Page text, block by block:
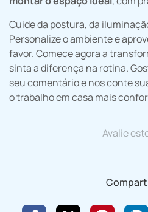
Cuide da postura, da
Personalize o ambiente e
favor. Comece agora a
sinta a diferença na rotina.
seu comentário e nos conte
o trabalho em casa mais
Avalie